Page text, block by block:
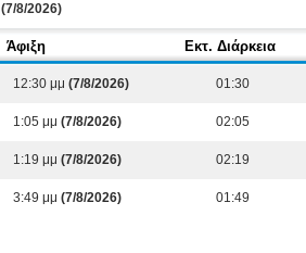
(7/8/2026)
Άφιξη Εκτ. Διάρκεια
12:30 μμ (7/8/2026) 01:30
1:05 μμ (7/8/2026) 02:05
1:19 μμ (7/8/2026) 02:19
3:49 μμ (7/8/2026) 01:49